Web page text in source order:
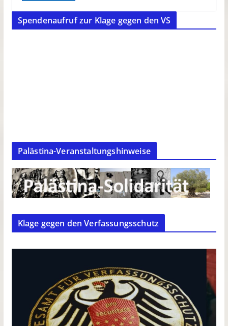
Spendenaufruf zur Klage gegen den VS
Palästina-Veranstaltungshinweise
Klage gegen den Verfassungsschutz